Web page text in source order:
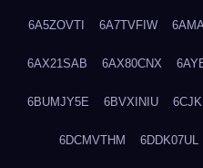
6A5ZOVTI 6A7TVFIW
6AX21SAB 6AX80CNX
6BUMJY5E 6BVXINIU
6DCMVTHM 6DDK07UL